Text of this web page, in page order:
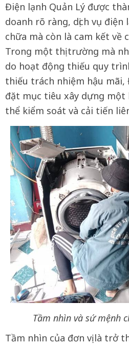
Điện lạnh Quản Lý được
doanh rõ ràng, dịch vụ điện
chữa mà còn là cam kết về
Trong một thị trường mà
do hoạt động thiếu quy
thiếu trách nhiệm hậu mãi,
đặt mục tiêu xây dựng một
thể kiểm soát và cải tiến
Tầm nhìn và sứ mệnh
Tầm nhìn của đơn vị là trở